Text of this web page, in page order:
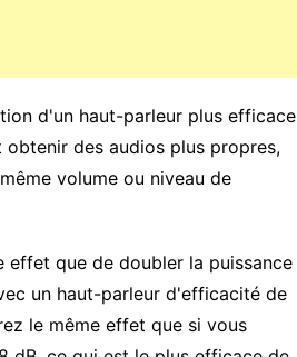
d'un haut-parleur plus efficace
des audios plus propres,
volume ou niveau de
effet que de doubler la puissance
un haut-parleur d'efficacité de
le même effet que si vous